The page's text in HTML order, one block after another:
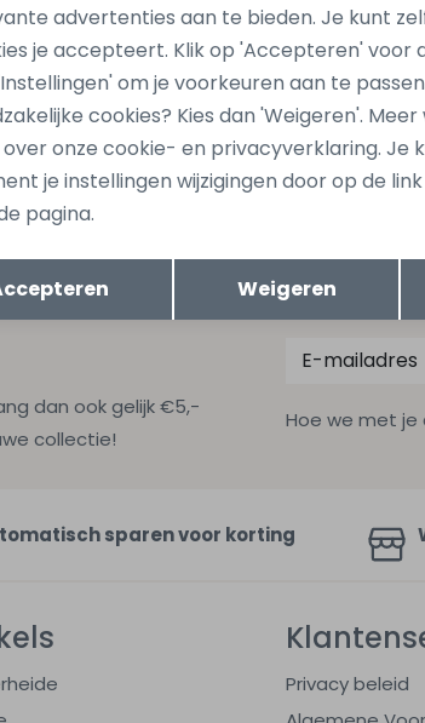
Oranje licht zalm
dan ook gelijk €5,-
collectie!
Hoe we met je
sparen voor korting
Privacy beleid
Terug
advertenties aan te bieden. Je kunt
je accepteert. Klik op 'Accepteren' voor
om je voorkeuren aan te
cookies? Kies dan 'Weigeren'. Meer
onze cookie- en privacyverklaring. Je
je instellingen wijzigingen door op de
pagina.
Weigeren